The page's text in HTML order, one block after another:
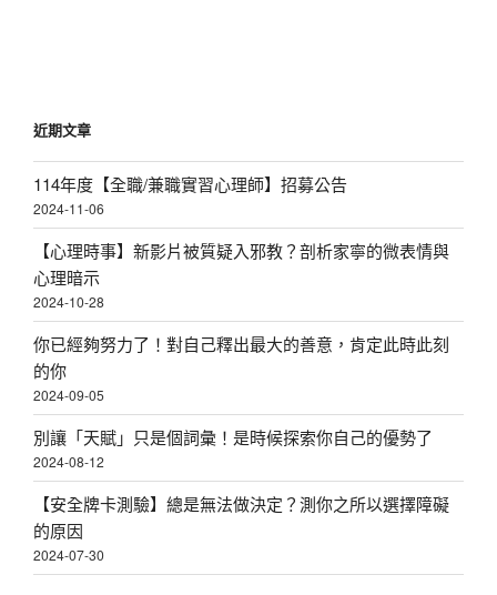
近期文章
114年度【全職/兼職實習心理師】招募公告
2024-11-06
【心理時事】新影片被質疑入邪教？剖析家寧的微表情與
心理暗示
2024-10-28
你已經夠努力了！對自己釋出最大的善意，肯定此時此刻
的你
2024-09-05
別讓「天賦」只是個詞彙！是時候探索你自己的優勢了
2024-08-12
【安全牌卡測驗】總是無法做決定？測你之所以選擇障礙
的原因
2024-07-30